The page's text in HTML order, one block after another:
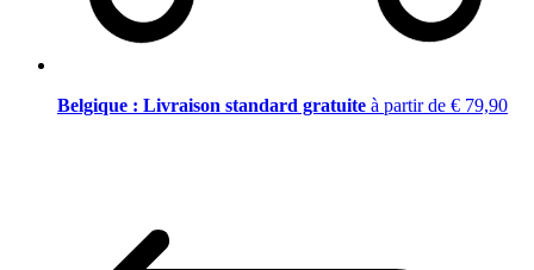
Belgique : Livraison standard gratuite à partir de € 79,90